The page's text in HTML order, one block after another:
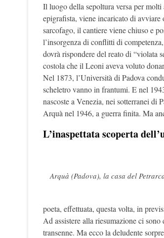
Il luogo della sepoltura versa per
epigrafista, viene incaricato di avviare
sarcofago, il cantiere viene chiuso e
l’insorgenza di conflitti di
dovrà rispondere del reato di “violata
costola che il Leoni aveva voluto
Nel 1873, l’Università di Padova
scheletro vanno in frantumi. E nel
nascoste a Venezia, nei sotterranei di
Arquà nel 1946, a guerra finita. Ma
L’inaspettata scoperta
Arquà (Padova), la casa del
poeta, effettuata, questa volta, in
Ad assistere alla riesumazione ci
transenne. Ma ecco la deludente